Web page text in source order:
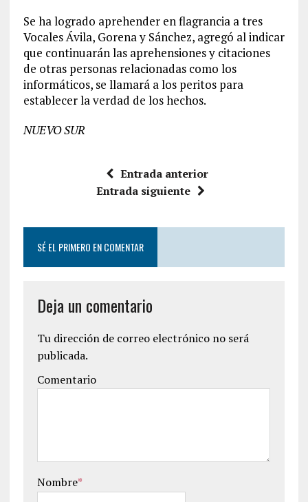
Se ha logrado aprehender en flagrancia a tres
Vocales Ávila, Gorena y Sánchez, agregó al indicar
que continuarán las aprehensiones y citaciones
de otras personas relacionadas como los
informáticos, se llamará a los peritos para
establecer la verdad de los hechos.
NUEVO SUR
Entrada anterior
Entrada siguiente
SÉ EL PRIMERO EN COMENTAR
Deja un comentario
Tu dirección de correo electrónico no será
publicada.
Comentario
Nombre*